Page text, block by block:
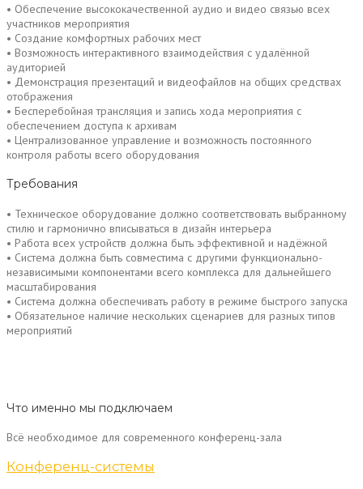
• Обеспечение высококачественной аудио и видео связью всех
участников мероприятия
• Создание комфортных рабочих мест
• Возможность интерактивного взаимодействия с удалённой
аудиторией
• Демонстрация презентаций и видеофайлов на общих средствах
отображения
• Бесперебойная трансляция и запись хода мероприятия с
обеспечением доступа к архивам
• Централизованное управление и возможность постоянного
контроля работы всего оборудования
Требования
• Техническое оборудование должно соответствовать выбранному
стилю и гармонично вписываться в дизайн интерьера
• Работа всех устройств должна быть эффективной и надёжной
• Система должна быть совместима с другими функционально-
независимыми компонентами всего комплекса для дальнейшего
масштабирования
• Система должна обеспечивать работу в режиме быстрого запуска
• Обязательное наличие нескольких сценариев для разных типов
мероприятий
Что именно мы подключаем
Всё необходимое для современного конференц-зала
Конференц-системы